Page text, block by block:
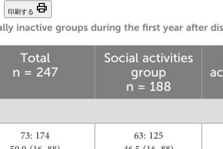
印刷する print